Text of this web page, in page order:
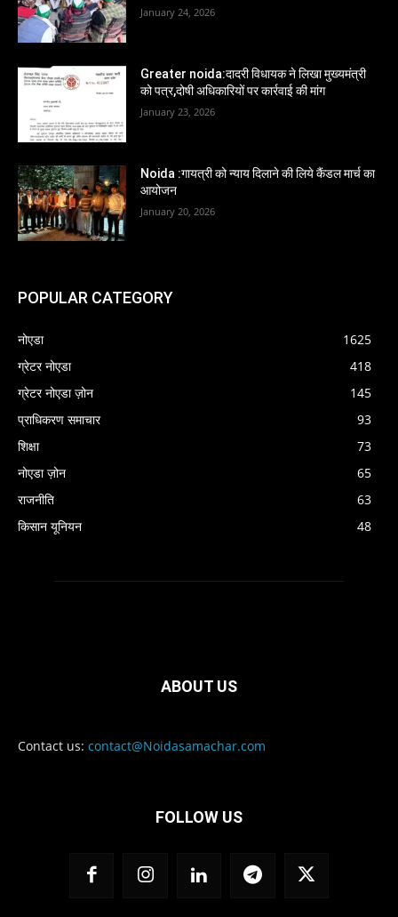
January 24, 2026
Greater noida:दादरी विधायक ने लिखा मुख्यमंत्री
को पत्र,दोषी अधिकारियों पर कार्रवाई की मांग
January 23, 2026
Noida :गायत्री को न्याय दिलाने की लिये कैंडल मार्च का
आयोजन
January 20, 2026
POPULAR CATEGORY
नोएडा
1625
ग्रेटर नोएडा
418
ग्रेटर नोएडा ज़ोन
145
प्राधिकरण समाचार
93
शिक्षा
73
नोएडा ज़ोन
65
राजनीति
63
किसान यूनियन
48
ABOUT US
Contact us: contact@Noidasamachar.com
FOLLOW US